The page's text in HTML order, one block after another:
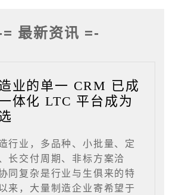
= 最新资讯 =-
业的单一 CRM 已成
体化 LTC 平台成为
行业，多品种、小批量、定
长交付周期、非标方案洽
同复杂是行业与生俱来的特
来，大量制造企业寄希望于